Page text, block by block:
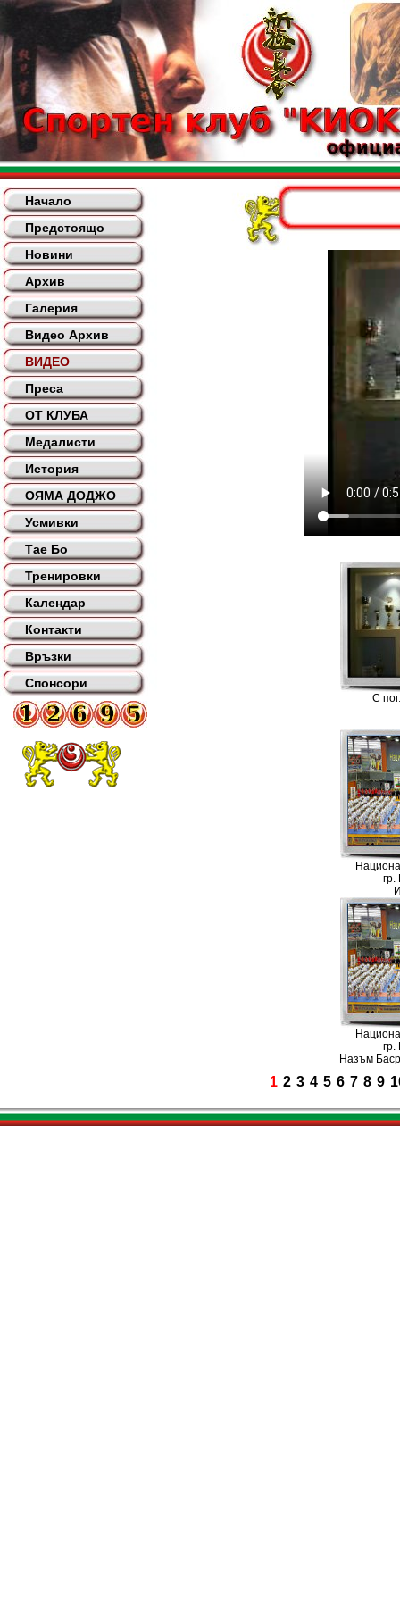
Начало
Предстоящо
Новини
Архив
Галерия
Видео Архив
ВИДЕО
Преса
ОТ КЛУБА
Медалисти
История
ОЯМА ДОДЖО
Усмивки
Тае Бо
Тренировки
Календар
Контакти
Връзки
Спонсори
С
гр.
гр.
Назъм
1 2 3 4 5 6 7 8 9